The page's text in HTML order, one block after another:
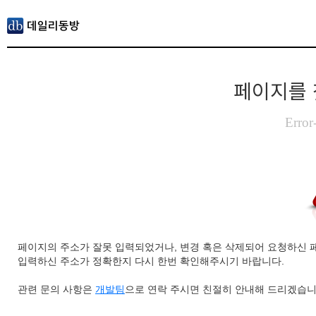
페이지를
페이지의 주소가 잘못 입력되었거나, 변경 혹은 삭제되어 요청하신
입력하신 주소가 정확한지 다시 한번 확인해주시기 바랍니다.
관련 문의 사항은 개발팀 으로 연락 주시면 친절히 안내해 드리겠습